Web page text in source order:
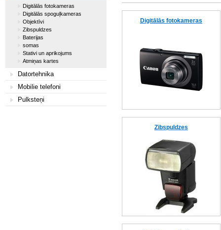
Digitālās fotokameras
Digitālās spoguļkameras
Objektīvi
Zibspuldzes
Baterijas
somas
Stativi un aprikojums
Atmiņas kartes
Datortehnika
Mobilie telefoni
Pulksteņi
Digitālās fotokameras
Zibspuldzes